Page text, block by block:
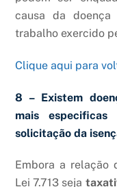
causa da
trabalho exercido
Clique aqui para
8 – Existem
mais
solicitação da
Embora a relação
Lei 7.713 seja